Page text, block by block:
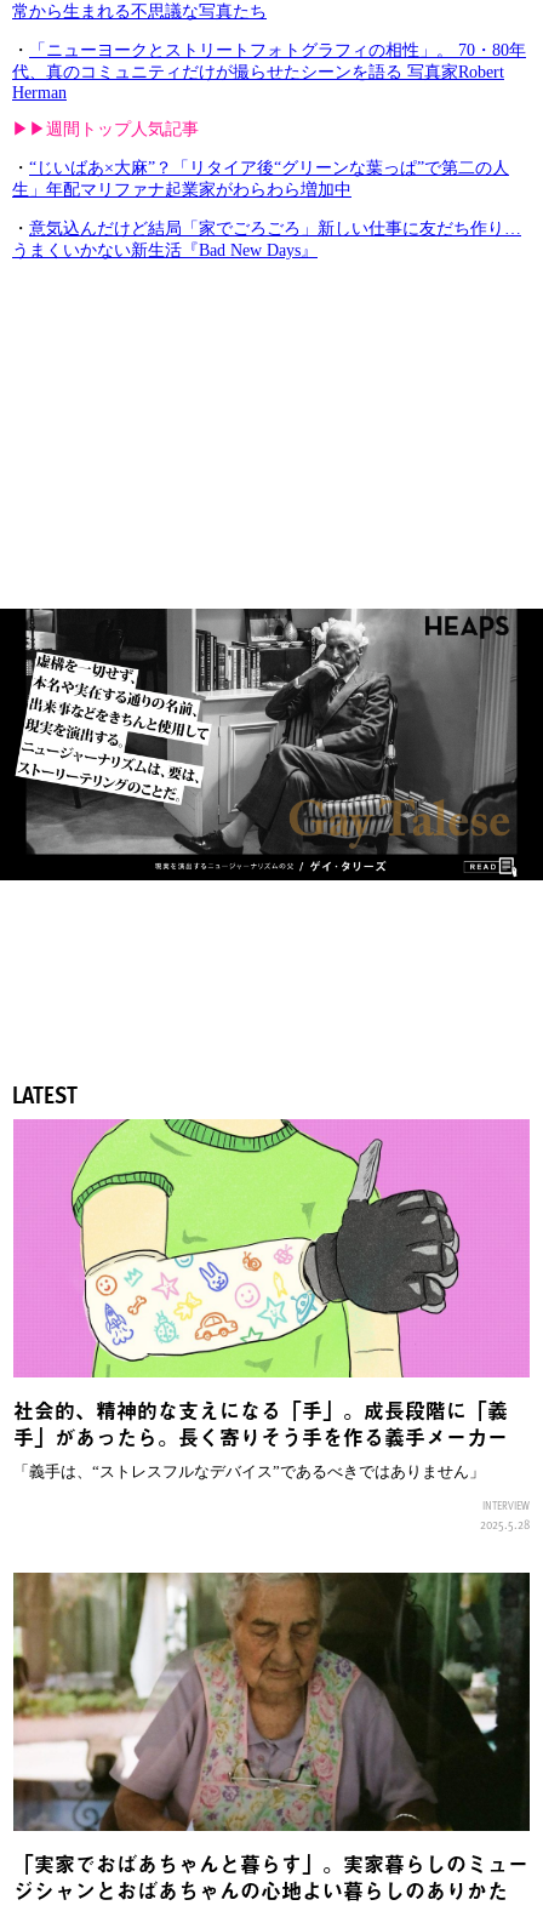
常から生まれる不思議な写真たち
・
「ニューヨークとストリートフォトグラフィの相性」。 70・80年
代、真のコミュニティだけが撮らせたシーンを語る 写真家Robert
Herman
▶︎▶︎週間トップ人気記事
・ “じいばあ×大麻”？「リタイア後“グリーンな葉っぱ”で第二の人
生」年配マリファナ起業家がわらわら増加中
・ 意気込んだけど結局「家でごろごろ」新しい仕事に友だち作り…
うまくいかない新生活『Bad New Days』
LATEST
社会的、精神的な支えになる「手」。成長段階に「義
手」があったら。長く寄りそう手を作る義手メーカー
「義手は、“ストレスフルなデバイス”であるべきではありません」
INTERVIEW
2025.5.28
「実家でおばあちゃんと暮らす」。実家暮らしのミュー
ジシャンとおばあちゃんの心地よい暮らしのありかた